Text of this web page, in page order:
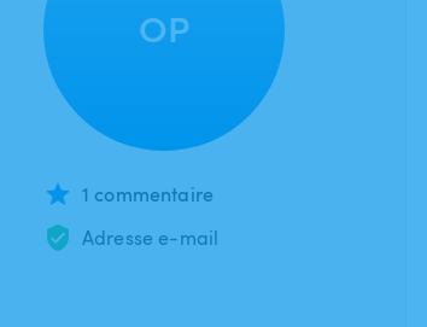
OP
1 commentaire
Adresse e-mail